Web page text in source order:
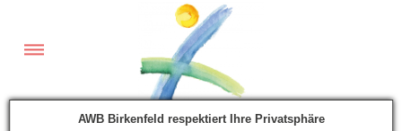
AWB Birkenfeld respektiert Ihre Privatsphäre